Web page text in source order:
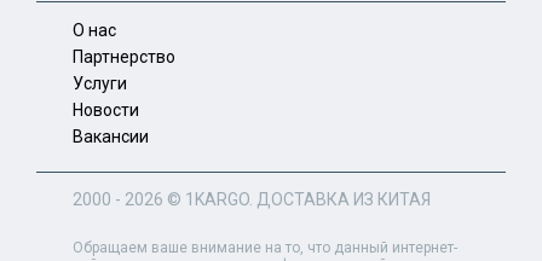
О нас
Партнерство
Услуги
Новости
Вакансии
2000 - 2026 © 1KARGO . ДОСТАВКА ИЗ КИТАЯ
Обращаем ваше внимание на то, что данный интернет-